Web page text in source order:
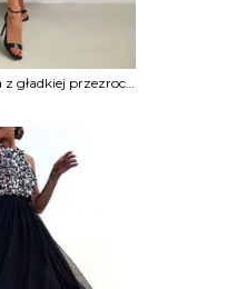
Suknia wieczorowa z gładkiej przezroczystej siateczki na ramiączkach spaghetti sukienka Isedore